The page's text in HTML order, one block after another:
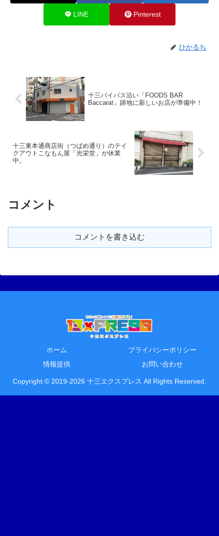
LINE Pinterest
ひかるち
十三バイパス沿い「FOODS BAR
Baccarat」跡地に新しいお店が準備中！
十三東本通商店街（つばめ通り）のテイ
クアウトこなもん屋「光栄堂」が休業
中。
コメント
コメントを書き込む
ホーム
プライバシーポリシー
情報提供
お問い合わせ
Copyright © 2019-2026 十三エクスプレス All Rights Reserved.